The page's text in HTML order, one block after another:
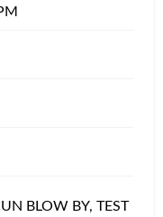
BLOW BY, TEST